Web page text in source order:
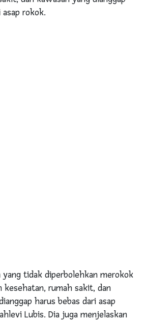
rokok.
yang tidak diperbolehkan merokok
kesehatan, rumah sakit, dan
harus bebas dari asap
Lubis. Dia juga menjelaskan